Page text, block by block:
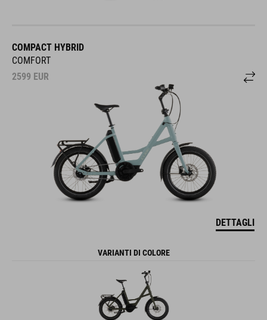
COMPACT HYBRID
COMFORT
2599 EUR
DETTAGLI
VARIANTI DI COLORE